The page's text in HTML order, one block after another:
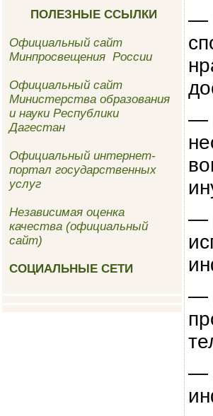
ПОЛЕЗНЫЕ ССЫЛКИ
Официальный сайт
Минпросвещения России
Официальный сайт
Министерства образования
и науки Республики
Дагестан
Официальный интернет-
портал государственных
услуг
Независимая оценка
качества (официальный
сайт)
СОЦИАЛЬНЫЕ СЕТИ
—
—
—
—
—